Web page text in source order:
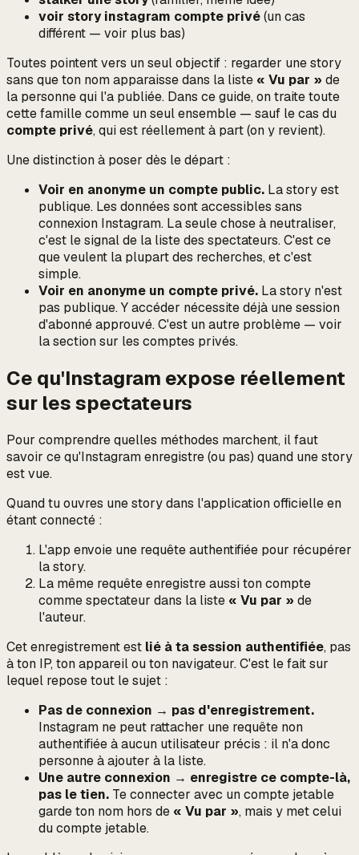
voir story instagram compte privé(un cas
différent — voir plus bas)
Toutes pointent vers un seul objectif : regarder une story
sans que ton nom apparaisse dans la liste « Vu par » de
la personne qui l'a publiée. Dans ce guide, on traite toute
cette famille comme un seul ensemble — sauf le cas du
compte privé, qui est réellement à part (on y revient).
Une distinction à poser dès le départ :
Voir en anonyme un compte public. La story est
publique. Les données sont accessibles sans
connexion Instagram. La seule chose à neutraliser,
c'est le signal de la liste des spectateurs. C'est ce
que veulent la plupart des recherches, et c'est
simple.
Voir en anonyme un compte privé. La story n'est
pas publique. Y accéder nécessite déjà une session
d'abonné approuvé. C'est un autre problème — voir
la section sur les comptes privés.
Ce qu'Instagram expose réellement
sur les spectateurs
Pour comprendre quelles méthodes marchent, il faut
savoir ce qu'Instagram enregistre (ou pas) quand une story
est vue.
Quand tu ouvres une story dans l'application officielle en
étant connecté :
L'app envoie une requête authentifiée pour récupérer
la story.
La même requêteenregistre aussiton compte
comme spectateur dans la liste « Vu par » de
l'auteur.
Cet enregistrement est lié à ta session authentifiée, pas
à ton IP, ton appareil ou ton navigateur. C'est le fait sur
lequel repose tout le sujet :
Pas de connexion → pas d'enregistrement.
Instagram ne peut rattacher une requête non
authentifiée à aucun utilisateur précis : il n'a donc
personne à ajouter à la liste.
Une autre connexion → enregistre ce compte-là,
pas le tien. Te connecter avec un compte jetable
gardeton nom hors de « Vu par », mais y metcelui
du compte jetable.